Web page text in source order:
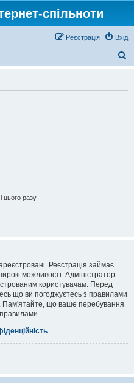
спільноти
Вхід
Реєстрація
цього разу
Реєстрація займає
можливості. Адміністратор
користувачам. Перед
що ви погоджуєтесь з правилами
Пам'ятайте, що ваше перебування